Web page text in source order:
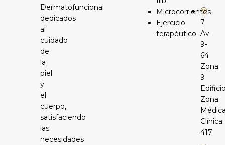
Dermatofuncional
dedicados
al
cuidado
de
la
piel
y
el
cuerpo,
satisfaciendo
las
necesidades
Microcorrientes
Ejercicio
terapéutico
7
Av.
9-
64
Zona
9
Zona
Clínica
417